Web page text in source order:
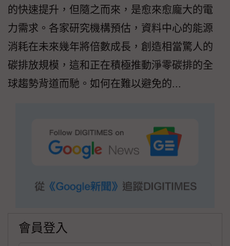
的快速提升，但隨之而來，是愈來愈龐大的電
力需求。各家研究機構預估，資料中心的能源
消耗在未來幾年將倍數成長，創造相當驚人的
碳排放規模，這和正在積極推動淨零碳排的全
球趨勢背道而馳。如何在難以避免的...
會員登入